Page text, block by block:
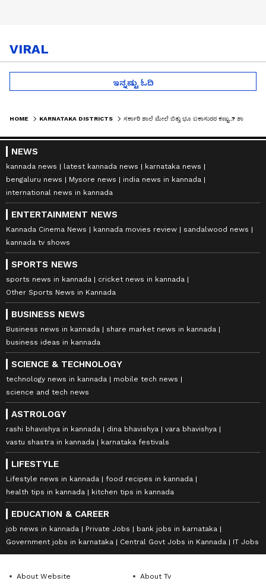
VIRAL
ಇನ್ನಷ್ಟು ಓದಿ
HOME KARNATAKA DISTRICTS
NEWS
kannada news latest kannada news
karnataka news
bengaluru news
Mysore news
india news in kannada
international news in kannada
ENTERTAINMENT NEWS
Kannada Cinema News kannada movies review
sandalwood news
kannada tv shows
SPORTS NEWS
sports news in kannada
cricket news in kannada
Other Sports News in Kannada
BUSINESS NEWS
Business news in kannada
share market news in kannada
business ideas in kannada
SCIENCE & TECHNOLOGY
technology news in kannada
mobile tech news
science and tech news
ASTROLOGY
rashi bhavishya in kannada dina bhavishya
vara bhavishya
vastu shastra in kannada
karnataka festivals
LIFESTYLE
Lifestyle news in kannada
food recipes in kannada
health tips in kannada
kitchen tips in kannada
EDUCATION & CAREER
job news in kannada Private Jobs
bank jobs in karnataka
Government jobs in karnataka
Central Govt Jobs in Kannada IT Jobs
About Website About Tv